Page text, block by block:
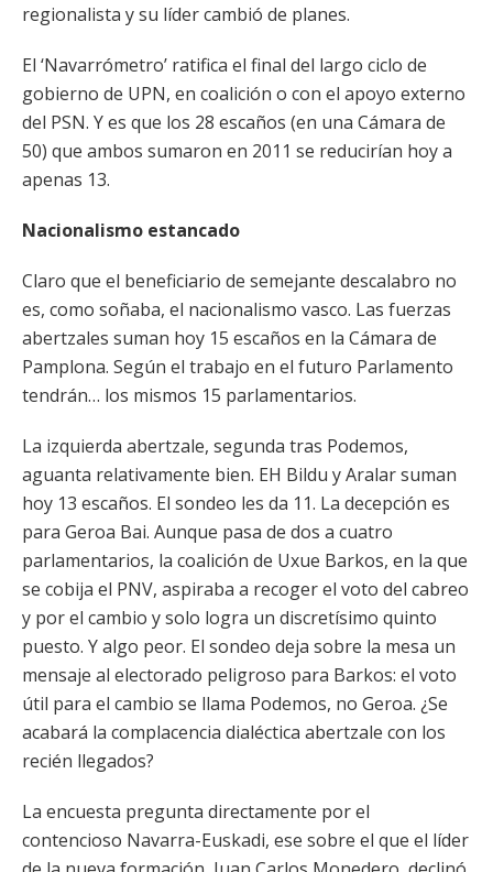
regionalista y su líder cambió de planes.
El ‘Navarrómetro’ ratifica el final del largo ciclo de
gobierno de UPN, en coalición o con el apoyo externo
del PSN. Y es que los 28 escaños (en una Cámara de
50) que ambos sumaron en 2011 se reducirían hoy a
apenas 13.
Nacionalismo estancado
Claro que el beneficiario de semejante descalabro no
es, como soñaba, el nacionalismo vasco. Las fuerzas
abertzales suman hoy 15 escaños en la Cámara de
Pamplona. Según el trabajo en el futuro Parlamento
tendrán… los mismos 15 parlamentarios.
La izquierda abertzale, segunda tras Podemos,
aguanta relativamente bien. EH Bildu y Aralar suman
hoy 13 escaños. El sondeo les da 11. La decepción es
para Geroa Bai. Aunque pasa de dos a cuatro
parlamentarios, la coalición de Uxue Barkos, en la que
se cobija el PNV, aspiraba a recoger el voto del cabreo
y por el cambio y solo logra un discretísimo quinto
puesto. Y algo peor. El sondeo deja sobre la mesa un
mensaje al electorado peligroso para Barkos: el voto
útil para el cambio se llama Podemos, no Geroa. ¿Se
acabará la complacencia dialéctica abertzale con los
recién llegados?
La encuesta pregunta directamente por el
contencioso Navarra-Euskadi, ese sobre el que el líder